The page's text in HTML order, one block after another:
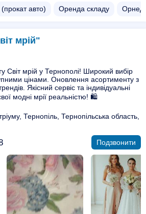
авто) Оренда складу Орнеда
мрій"
Світ мрій у Тернополі! Широкий вибір
цінами. Оновлення асортименту з
Якісний сервіс та індивідуальні
модні мрії реальністю! 🛍️
Тернопіль, Тернопільська область,
Подзвонити